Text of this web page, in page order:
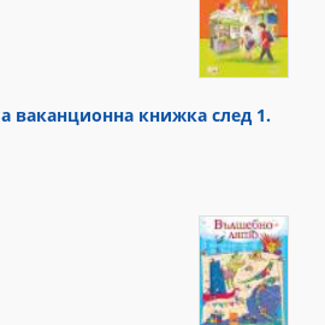
ваканционна книжка след 1.